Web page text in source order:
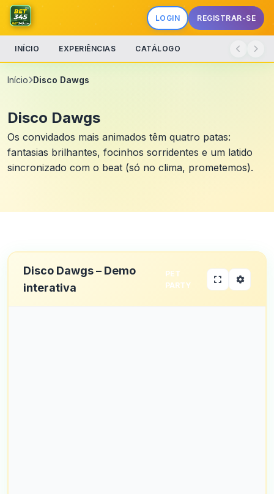
LOGIN REGISTRAR-SE
INÍCIO EXPERIÊNCIAS CATÁLOGO
Início Disco Dawgs
Disco Dawgs
Os convidados mais animados têm quatro patas:
fantasias brilhantes, focinhos sorridentes e um latido
sincronizado com o beat (só no clima, prometemos).
Disco Dawgs – Demo
interativa
PET
PARTY